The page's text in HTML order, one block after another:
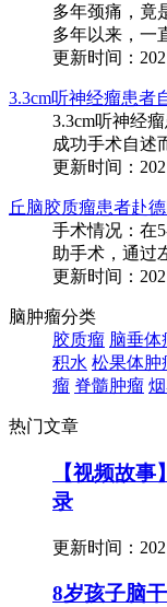
多年颈痛，竟
多年以来，一
更新时间：
3.3cm听神经瘤患者
3.3cm听神经
成功手术自述
更新时间：
丘脑胶质瘤患者赴
手术情况：在
助手术，通过
更新时间：
脑肿瘤分类
胶质瘤 脑垂体
积水 松果体肿
瘤 脊髓肿瘤
热门文章
【视频故
录
更新时间：
8岁孩子脑